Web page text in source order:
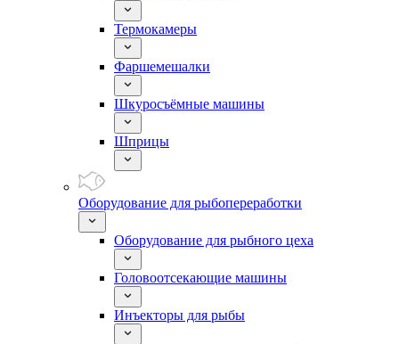
Термокамеры
Фаршемешалки
Шкуросъёмные машины
Шприцы
Оборудование для рыбопереработки
Оборудование для рыбного цеха
Головоотсекающие машины
Инъекторы для рыбы